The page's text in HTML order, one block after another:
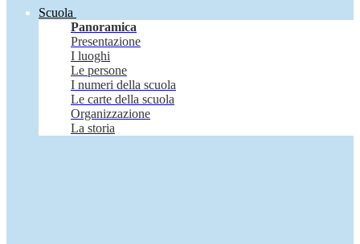
Scuola
Panoramica
Presentazione
I luoghi
Le persone
I numeri della scuola
Le carte della scuola
Organizzazione
La storia